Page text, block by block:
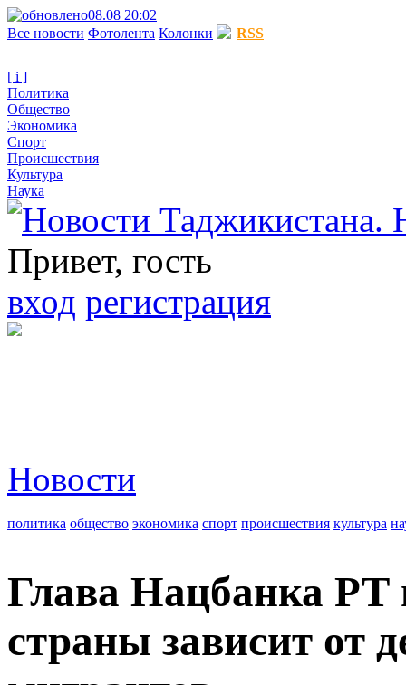
08.08 20:02
Все новости Фотолента Колонки RSS
[ i ]
Политика
Общество
Экономика
Спорт
Происшествия
Культура
Наука
Привет, гость
вход регистрация
Новости
политика общество экономика спорт происшествия культура
Глава Нацбанка РТ
страны зависит от